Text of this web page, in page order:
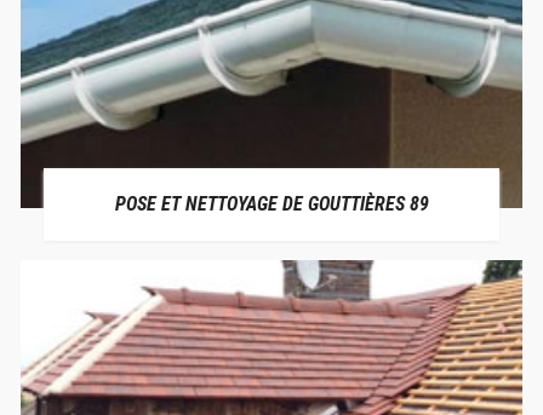
POSE ET NETTOYAGE DE GOUTTIÈRES 89